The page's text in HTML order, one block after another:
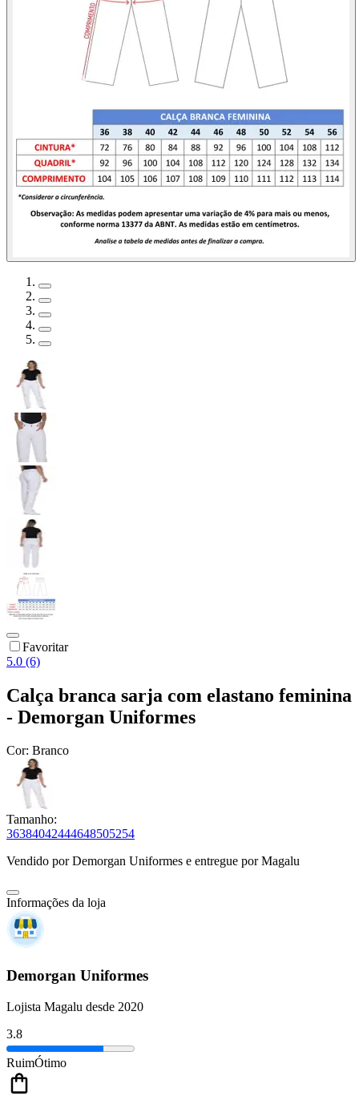
Favoritar
5.0 (6)
Calça branca sarja com elastano feminina
- Demorgan Uniformes
Cor: Branco
Tamanho:
36384042444648505254
Vendido porDemorgan Uniformes e entregue por Magalu
Informações da loja
Demorgan Uniformes
Lojista Magalu desde 2020
3.8
RuimÓtimo